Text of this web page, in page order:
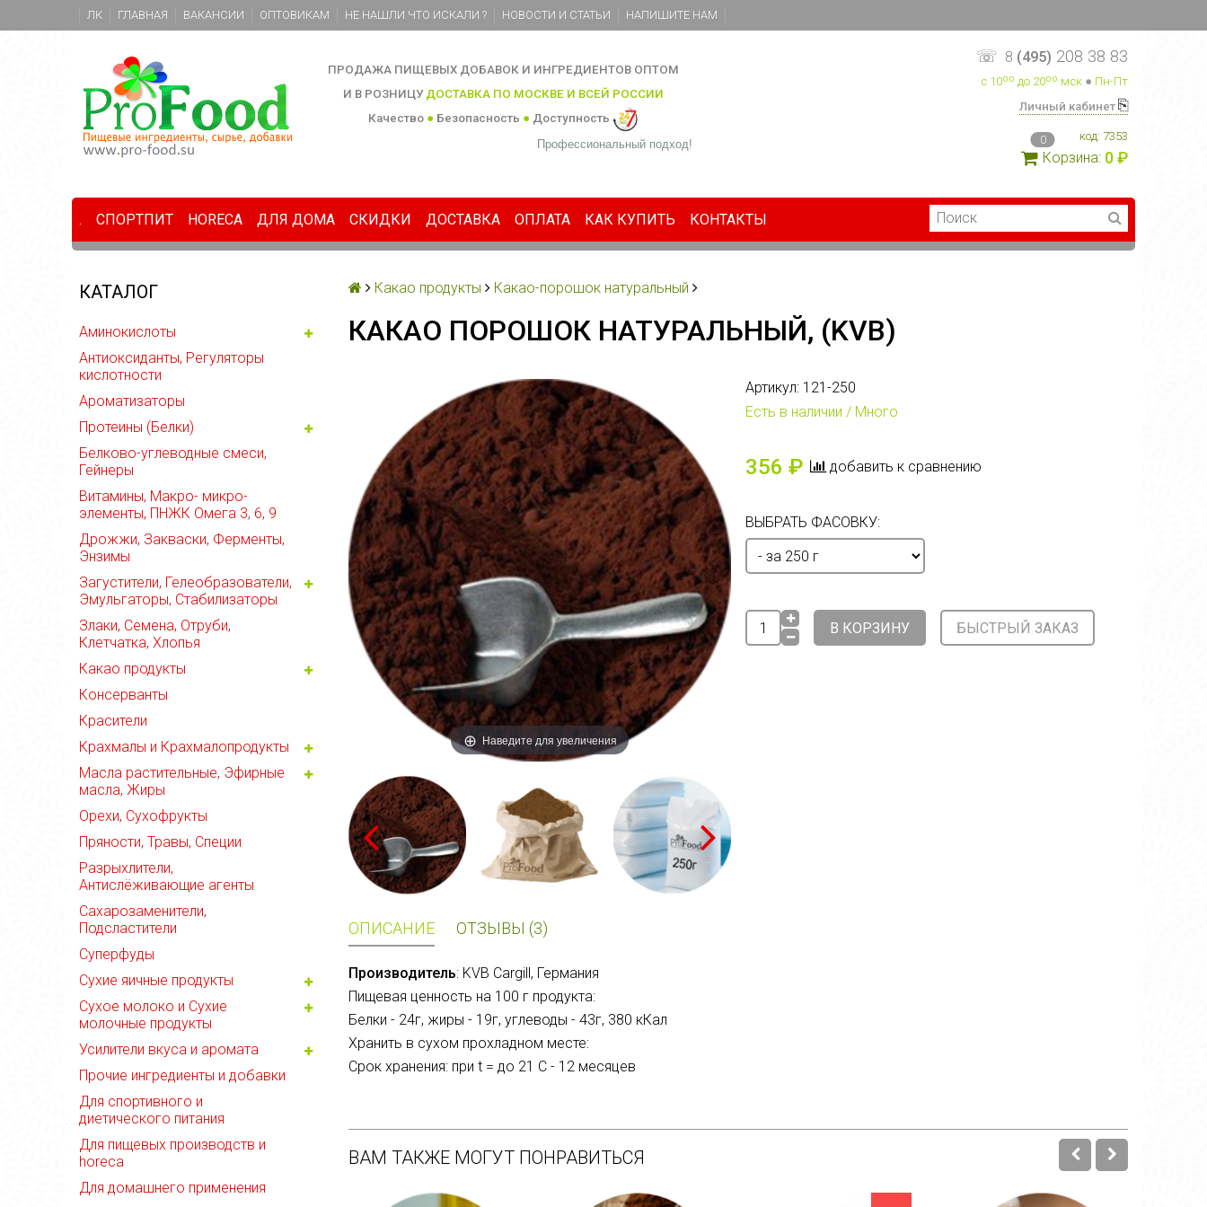
ЛК ГЛАВНАЯ ВАКАНСИИ ОПТОВИКАМ НЕ НАШЛИ ЧТО ИСКАЛИ ? НОВОСТИ И СТАТЬИ НАПИШИТЕ НАМ
ПРОДАЖА ПИЩЕВЫХ ДОБАВОК И ИНГРЕДИЕНТОВ ОПТОМ
И В РОЗНИЦУ ДОСТАВКА ПО МОСКВЕ И ВСЕЙ РОССИИ
Качество ● Безопасность ● Доступность
Профессиональный подход!
☏ 8 (495) 208 38 83
с 10ºº до 20ºº мск ● Пн-Пт
Личный кабинет ⎘
код: 7353
0
Корзина: 0 ₽
. СПОРТПИТ HORECA ДЛЯ ДОМА СКИДКИ ДОСТАВКА ОПЛАТА КАК КУПИТЬ КОНТАКТЫ
КАТАЛОГ
Аминокислоты
Антиоксиданты, Регуляторы
кислотности
Ароматизаторы
Протеины (Белки)
Белково-углеводные смеси,
Гейнеры
Витамины, Макро- микро-
элементы, ПНЖК Омега 3, 6, 9
Дрожжи, Закваски, Ферменты,
Энзимы
Загустители, Гелеобразователи,
Эмульгаторы, Стабилизаторы
Злаки, Семена, Отруби,
Клетчатка, Хлопья
Какао продукты
Консерванты
Красители
Крахмалы и Крахмалопродукты
Масла растительные, Эфирные
масла, Жиры
Орехи, Сухофрукты
Пряности, Травы, Специи
Разрыхлители,
Антислёживающие агенты
Сахарозаменители,
Подсластители
Суперфуды
Сухие яичные продукты
Сухое молоко и Сухие
молочные продукты
Усилители вкуса и аромата
Прочие ингредиенты и добавки
Для спортивного и
диетического питания
Для пищевых производств и
horeca
Для домашнего применения
Какао продукты Какао-порошок натуральный
КАКАО ПОРОШОК НАТУРАЛЬНЫЙ, (KVB)
Наведите для увеличения
Артикул: 121-250
Есть в наличии / Много
356 ₽ добавить к сравнению
ВЫБРАТЬ ФАСОВКУ:
В КОРЗИНУ БЫСТРЫЙ ЗАКАЗ
ОПИСАНИЕ ОТЗЫВЫ (3)
Производитель: KVB Cargill, Германия
Пищевая ценность на 100 г продукта:
Белки - 24г, жиры - 19г, углеводы - 43г, 380 кКал
Хранить в сухом прохладном месте:
Срок хранения: при t = до 21 C - 12 месяцев
ВАМ ТАКЖЕ МОГУТ ПОНРАВИТЬСЯ